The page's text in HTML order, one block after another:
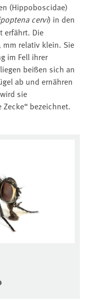
(Hippoboscidae)
cervi) in den
erfährt. Die
relativ klein. Sie
im Fell ihrer
beißen sich an
ab und ernähren
sie
bezeichnet.